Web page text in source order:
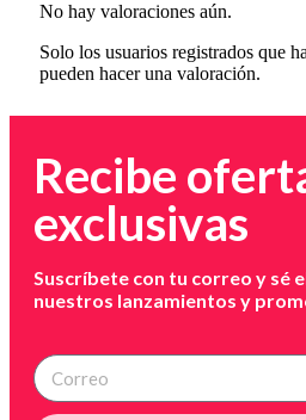
No hay valoraciones aún.
Solo los usuarios registrados que
pueden hacer una valoración.
Recibe
exclusivas
Suscríbete con tu correo y sé
nuestros lanzamientos y